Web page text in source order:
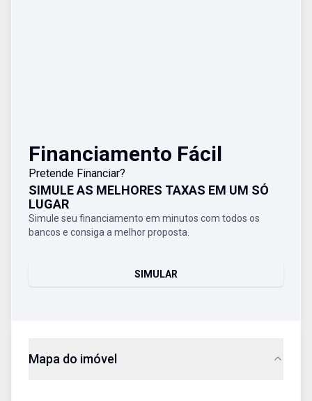
Financiamento Fácil
Pretende Financiar?
SIMULE AS MELHORES TAXAS EM UM SÓ
LUGAR
Simule seu financiamento em minutos com todos os
bancos e consiga a melhor proposta.
SIMULAR
Mapa do imóvel